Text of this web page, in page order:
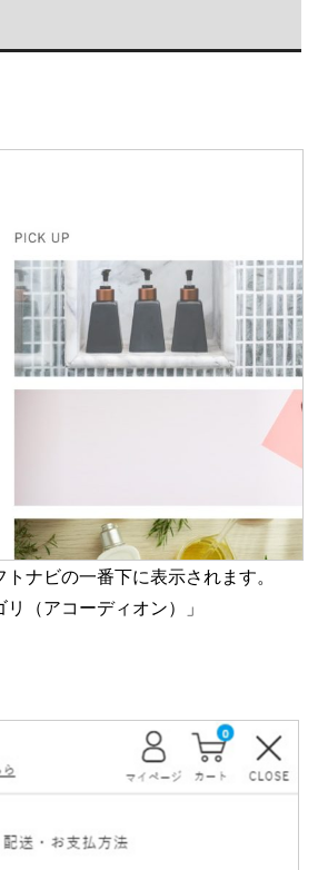
ナビの一番下に表示されます。
（アコーディオン）」